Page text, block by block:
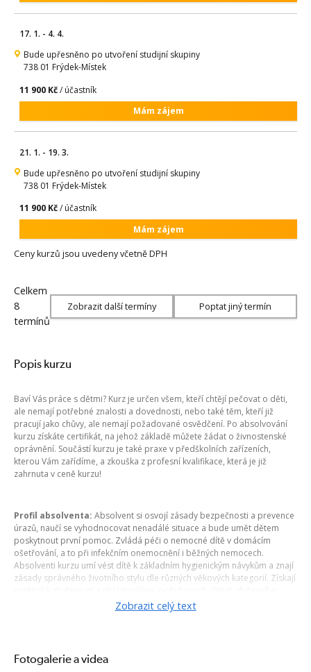
17. 1. - 4. 4.
Bude upřesněno po utvoření studijní skupiny
738 01 Frýdek-Místek
11 900 Kč/ účastník
Mám zájem
21. 1. - 19. 3.
Bude upřesněno po utvoření studijní skupiny
738 01 Frýdek-Místek
11 900 Kč/ účastník
Mám zájem
Ceny kurzů jsou uvedeny včetně DPH
Celkem
8
termínů
Zobrazit další termíny Poptat jiný termín
Popis kurzu
Baví Vás práce s dětmi? Kurz je určen všem, kteří chtějí pečovat o děti,
ale nemají potřebné znalosti a dovednosti, nebo také těm, kteří již
pracují jako chůvy, ale nemají požadované osvědčení. Po absolvování
kurzu získáte certifikát, na jehož základě můžete žádat o živnostenské
oprávnění. Součástí kurzu je také praxe v předškolních zařízeních,
kterou Vám zařídíme, a zkouška z profesní kvalifikace, která je již
zahrnuta v ceně kurzu!
Profil absolventa: Absolvent si osvojí zásady bezpečnosti a prevence
úrazů, naučí se vyhodnocovat nenadálé situace a bude umět dětem
poskytnout první pomoc. Zvládá péči o nemocné dítě v domácím
ošetřování, a to při infekčním onemocnění i běžných nemocech.
Absolventi kurzu umí vést dítě k základním hygienickým návykům a znají
zásady správného životního stylu dle různých věkových kategorií. Získají
zdraví i sestavování jídelníčků. Naučí se uplatňovat metody a formy
pedagogické práce s ohledem na věk dítěte, budou umět organizovat
řešit i nepříznivé situace z pedagogicko-psychologického hlediska,
budou vědět, jak reagovat na agresivní či hyperaktivní dítě a jakých
Zobrazit celý text
Fotogalerie a videa